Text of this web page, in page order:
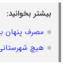
بیشتر بخوانید:
مصرف پنهان
هیچ